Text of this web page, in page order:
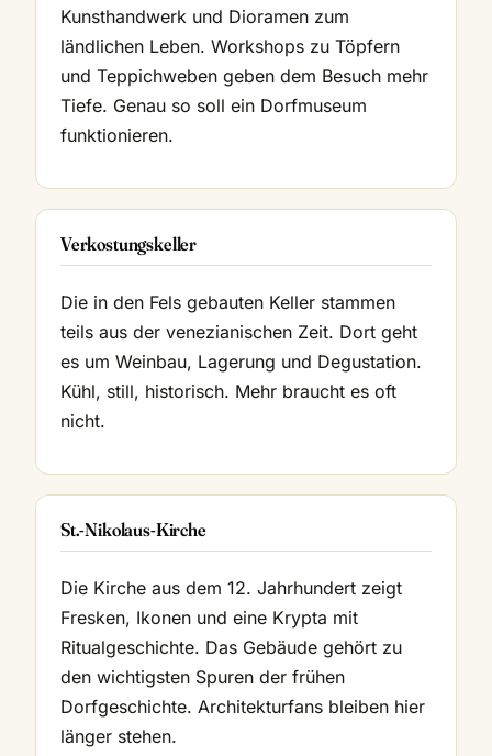
Kunsthandwerk und Dioramen zum
ländlichen Leben. Workshops zu Töpfern
und Teppichweben geben dem Besuch mehr
Tiefe. Genau so soll ein Dorfmuseum
funktionieren.
Verkostungskeller
Die in den Fels gebauten Keller stammen
teils aus der venezianischen Zeit. Dort geht
es um Weinbau, Lagerung und Degustation.
Kühl, still, historisch. Mehr braucht es oft
nicht.
St.-Nikolaus-Kirche
Die Kirche aus dem 12. Jahrhundert zeigt
Fresken, Ikonen und eine Krypta mit
Ritualgeschichte. Das Gebäude gehört zu
den wichtigsten Spuren der frühen
Dorfgeschichte. Architekturfans bleiben hier
länger stehen.